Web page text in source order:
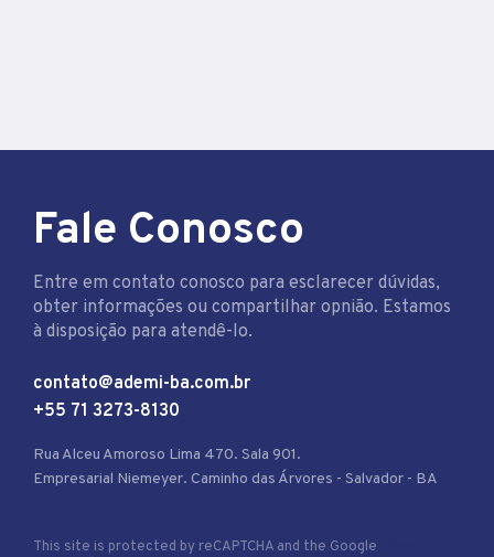
Fale Conosco
Entre em contato conosco para esclarecer dúvidas,
obter informações ou compartilhar opnião. Estamos
à disposição para atendê-lo.
contato@ademi-ba.com.br
+55 71 3273-8130
Rua Alceu Amoroso Lima 470. Sala 901.
Empresarial Niemeyer. Caminho das Árvores - Salvador - BA
This site is protected by reCAPTCHA and the Google